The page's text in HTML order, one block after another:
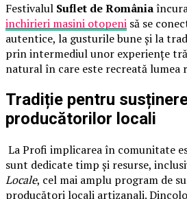
Festivalul Suflet de România
inchirieri masini otopeni să se
autentice, la gusturile bune și la
prin intermediul unor experiențe
natural în care este recreată lumea
Tradiție pentru
producătorilor locali
La Profi implicarea în comunitate
sunt dedicate timp și resurse,
Locale, cel mai amplu program de
producători locali artizanali.